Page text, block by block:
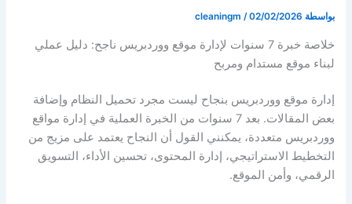
بواسطة cleaningm /02/02/2026
خلاصة خبرة 7 سنوات لإدارة موقع ووردبريس ناجح: دليل عملي
لبناء موقع مستدام ومربح
إدارة موقع ووردبريس بنجاح ليست مجرد تحميل النظام وإضافة
بعض المقالات. بعد 7 سنوات من الخبرة العملية في إدارة مواقع
ووردبريس متعددة، يمكنني القول أن النجاح يعتمد على مزيج من
التخطيط الاستراتيجي، إدارة المحتوى، تحسين الأداء، التسويق
الرقمي، وأمن الموقع.